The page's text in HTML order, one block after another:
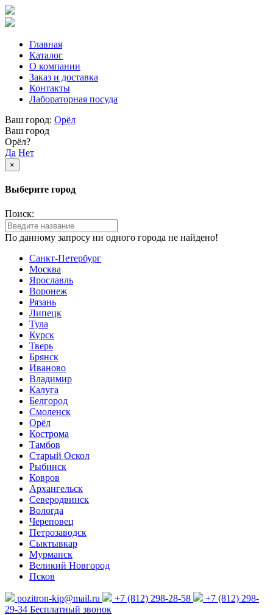
Главная
Каталог
О компании
Заказ и доставка
Контакты
Лабораторная посуда
Ваш город: Орёл
Ваш город
Орёл?
Да Нет
×
Выберите город
Поиск:
По данному запросу ни одного города не найдено!
Санкт-Петербург
Москва
Ярославль
Воронеж
Рязань
Липецк
Тула
Курск
Тверь
Брянск
Иваново
Владимир
Калуга
Белгород
Смоленск
Орёл
Кострома
Тамбов
Старый Оскол
Рыбинск
Ковров
Архангельск
Северодвинск
Вологда
Череповец
Петрозаводск
Сыктывкар
Мурманск
Великий Новгород
Псков
pozitron-kip@mail.ru +7 (812) 298-28-58
+7 (812) 298-
29-34 Бесплатный звонок